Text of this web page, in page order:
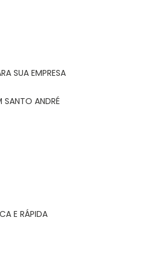
SUA EMPRESA
SANTO ANDRÉ
E RÁPIDA